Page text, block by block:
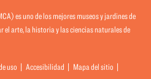
es uno de los mejores museos y jardines de
el arte, la historia y las ciencias naturales de
uso Accesibilidad
Mapa del sitio